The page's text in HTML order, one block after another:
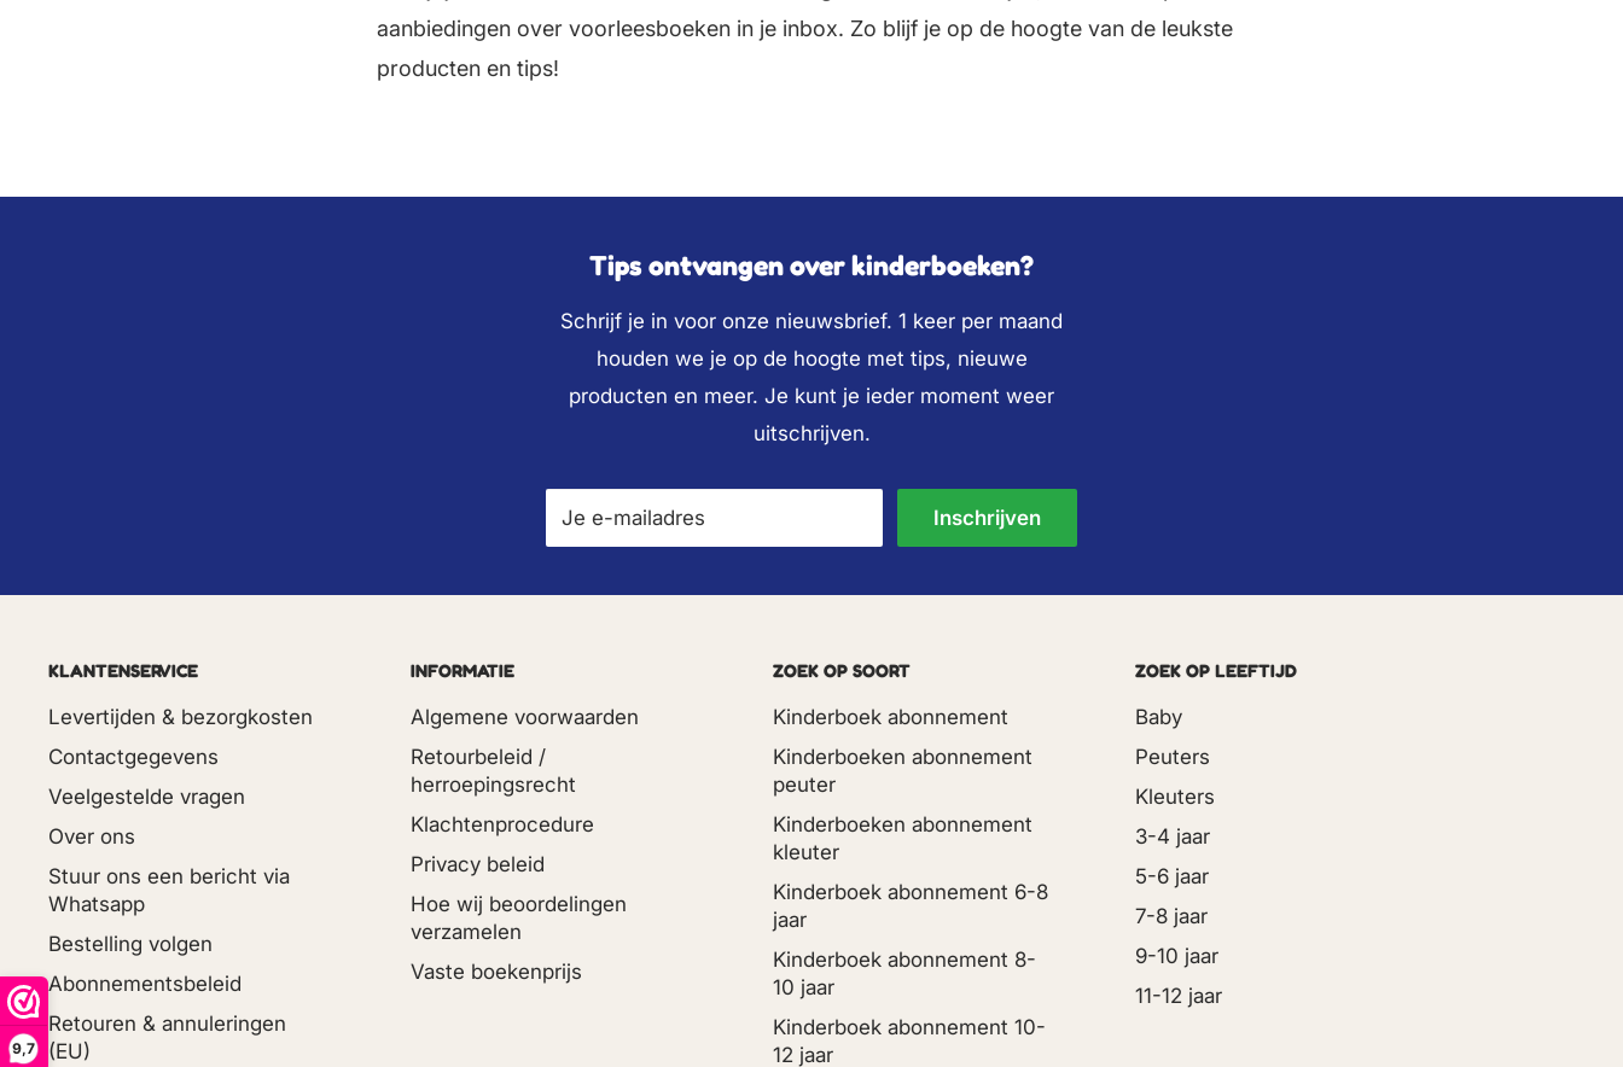
9,7
aanbiedingen over voorleesboeken in je inbox. Zo blijf je op de hoogte van de leukste
producten en tips!
Tips ontvangen over kinderboeken?
Schrijf je in voor onze nieuwsbrief. 1 keer per maand
houden we je op de hoogte met tips, nieuwe
producten en meer. Je kunt je ieder moment weer
uitschrijven.
Je e-mailadres Inschrijven
KLANTENSERVICE
Levertijden & bezorgkosten
Contactgegevens
Veelgestelde vragen
Over ons
Stuur ons een bericht via
Whatsapp
Bestelling volgen
Abonnementsbeleid
Retouren & annuleringen
(EU)
INFORMATIE
Algemene voorwaarden
Retourbeleid /
herroepingsrecht
Klachtenprocedure
Privacy beleid
Hoe wij beoordelingen
verzamelen
Vaste boekenprijs
ZOEK OP SOORT
Kinderboek abonnement
Kinderboeken abonnement
peuter
Kinderboeken abonnement
kleuter
Kinderboek abonnement 6-8
jaar
Kinderboek abonnement 8-
10 jaar
Kinderboek abonnement 10-
12 jaar
ZOEK OP LEEFTIJD
Baby
Peuters
Kleuters
3-4 jaar
5-6 jaar
7-8 jaar
9-10 jaar
11-12 jaar